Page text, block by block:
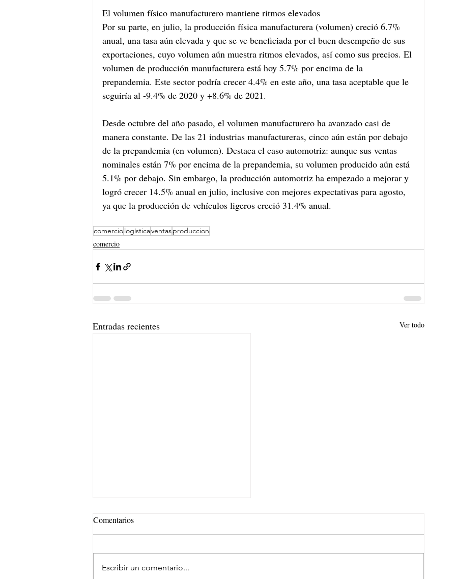
El volumen físico manufacturero mantiene ritmos elevados
Por su parte, en julio, la producción física manufacturera (volumen) creció 6.7%
anual, una tasa aún elevada y que se ve beneficiada por el buen desempeño de sus
exportaciones, cuyo volumen aún muestra ritmos elevados, así como sus precios. El
volumen de producción manufacturera está hoy 5.7% por encima de la
prepandemia. Este sector podría crecer 4.4% en este año, una tasa aceptable que le
seguiría al -9.4% de 2020 y +8.6% de 2021.
Desde octubre del año pasado, el volumen manufacturero ha avanzado casi de
manera constante. De las 21 industrias manufactureras, cinco aún están por debajo
de la prepandemia (en volumen). Destaca el caso automotriz: aunque sus ventas
nominales están 7% por encima de la prepandemia, su volumen producido aún está
5.1% por debajo. Sin embargo, la producción automotriz ha empezado a mejorar y
logró crecer 14.5% anual en julio, inclusive con mejores expectativas para agosto,
ya que la producción de vehículos ligeros creció 31.4% anual.
comercio logísticaventasproduccion
comercio
Entradas recientes Ver todo
Comentarios
Escribir un comentario...